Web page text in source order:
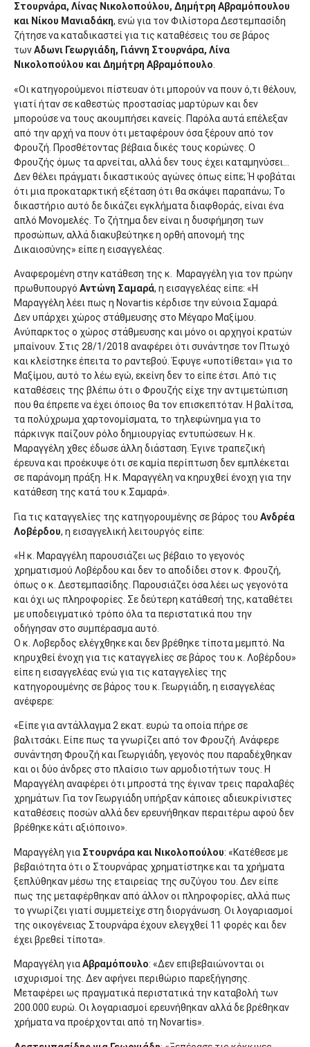
Στουρνάρα, Λίνας Νικολοπούλου, Δημήτρη Αβραμόπουλου
και Νίκου Μανιαδάκη, ενώ για τον Φιλίστορα Δεστεμπασίδη
ζήτησε να καταδικαστεί για τις καταθέσεις του σε βάρος
τωνΑδωνι Γεωργιάδη, Γιάννη Στουρνάρα, Λίνα
Νικολοπούλου και Δημήτρη Αβραμόπουλο.
«Οι κατηγορούμενοι πίστευαν ότι μπορούν να πουν ό,τι θέλουν,
γιατί ήταν σε καθεστώς προστασίας μαρτύρων και δεν
μπορούσε να τους ακουμπήσει κανείς. Παρόλα αυτά επέλεξαν
από την αρχή να πουν ότι μεταφέρουν όσα ξέρουν από τον
Φρουζή. Προσθέτοντας βέβαια δικές τους κορώνες. Ο
Φρουζής όμως τα αρνείται, αλλά δεν τους έχει καταμηνύσει…
Δεν θέλει πράγματι δικαστικούς αγώνες όπως είπε; Ή φοβάται
ότι μια προκαταρκτική εξέταση ότι θα σκάψει παραπάνω; Το
δικαστήριο αυτό δε δικάζει εγκλήματα διαφθοράς, είναι ένα
απλό Μονομελές. Το ζήτημα δεν είναι η δυσφήμηση των
προσώπων, αλλά διακυβεύτηκε η ορθή απονομή της
Δικαιοσύνης» είπε η εισαγγελέας.
Αναφερομένη στην κατάθεση της κ. Μαραγγέλη για τον πρώην
πρωθυπουργό Αντώνη Σαμαρά, η εισαγγελέας είπε: «Η
Μαραγγέλη λέει πως η Novartis κέρδισε την εύνοια Σαμαρά.
Δεν υπάρχει χώρος στάθμευσης στο Μέγαρο Μαξίμου.
Ανύπαρκτος ο χώρος στάθμευσης και μόνο οι αρχηγοί κρατών
μπαίνουν. Στις 28/1/2018 αναφέρει ότι συνάντησε τον Πτωχό
και κλείστηκε έπειτα το ραντεβού. Έφυγε «υποτίθεται» για το
Μαξίμου, αυτό το λέω εγώ, εκείνη δεν το είπε έτσι. Από τις
καταθέσεις της βλέπω ότι ο Φρουζής είχε την αντιμετώπιση
που θα έπρεπε να έχει όποιος θα τον επισκεπτόταν. Η βαλίτσα,
τα πολύχρωμα χαρτονομίσματα, το τηλεφώνημα για το
πάρκινγκ παίζουν ρόλο δημιουργίας εντυπώσεων. Η κ.
Μαραγγέλη χθες έδωσε άλλη διάσταση. Έγινε τραπεζική
έρευνα και προέκυψε ότι σε καμία περίπτωση δεν εμπλέκεται
σε παράνομη πράξη. Η κ. Μαραγγέλη να κηρυχθεί ένοχη για την
κατάθεση της κατά του κ.Σαμαρά».
Για τις καταγγελίες της κατηγορουμένης σε βάρος του Ανδρέα
Λοβέρδου, η εισαγγελική λειτουργός είπε:
«Η κ. Μαραγγέλη παρουσιάζει ως βέβαιο το γεγονός
χρηματισμού Λοβέρδου και δεν το αποδίδει στον κ. Φρουζή,
όπως ο κ. Δεστεμπασίδης. Παρουσιάζει όσα λέει ως γεγονότα
και όχι ως πληροφορίες. Σε δεύτερη κατάθεσή της, καταθέτει
με υποδειγματικό τρόπο όλα τα περιστατικά που την
οδήγησαν στο συμπέρασμα αυτό.
Ο κ. Λοβερδος ελέγχθηκε και δεν βρέθηκε τίποτα μεμπτό. Να
κηρυχθεί ένοχη για τις καταγγελίες σε βάρος του κ. Λοβέρδου»
είπε η εισαγγελέας ενώ για τις καταγγελίες της
κατηγορουμένης σε βάρος του κ. Γεωργιάδη, η εισαγγελέας
ανέφερε:
«Είπε για αντάλλαγμα 2 εκατ. ευρώ τα οποία πήρε σε
βαλιτσάκι. Είπε πως τα γνωρίζει από τον Φρουζή. Ανάφερε
συνάντηση Φρουζή και Γεωργιάδη, γεγονός που παραδέχθηκαν
και οι δύο άνδρες στο πλαίσιο των αρμοδιοτήτων τους. Η
Μαραγγέλη αναφέρει ότι μπροστά της έγιναν τρεις παραλαβές
χρημάτων. Για τον Γεωργιάδη υπήρξαν κάποιες αδιευκρίνιστες
καταθέσεις ποσών αλλά δεν ερευνήθηκαν περαιτέρω αφού δεν
βρέθηκε κάτι αξιόποινο».
Μαραγγέλη για Στουρνάρα και Νικολοπούλου: «Κατέθεσε με
βεβαιότητα ότι ο Στουρνάρας χρηματίστηκε και τα χρήματα
ξεπλύθηκαν μέσω της εταιρείας της συζύγου του. Δεν είπε
πως της μεταφέρθηκαν από άλλον οι πληροφορίες, αλλά πως
το γνωρίζει γιατί συμμετείχε στη διοργάνωση. Οι λογαριασμοί
της οικογένειας Στουρνάρα έχουν ελεγχθεί 11 φορές και δεν
έχει βρεθεί τίποτα».
Μαραγγέλη γιαΑβραμόπουλο: «Δεν επιβεβαιώνονται οι
ισχυρισμοί της. Δεν αφήνει περιθώριο παρεξήγησης.
Μεταφέρει ως πραγματικά περιστατικά την καταβολή των
200.000 ευρώ. Οι λογαριασμοί ερευνήθηκαν αλλά δε βρέθηκαν
χρήματα να προέρχονται από τη Novartis».